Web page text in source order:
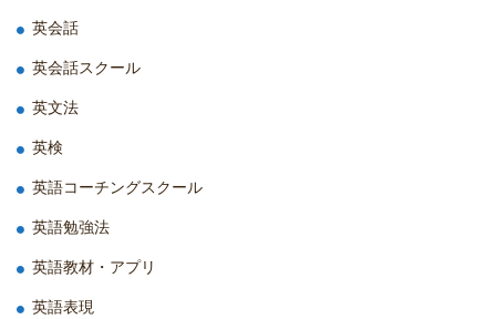
英会話
英会話スクール
英文法
英検
英語コーチングスクール
英語勉強法
英語教材・アプリ
英語表現